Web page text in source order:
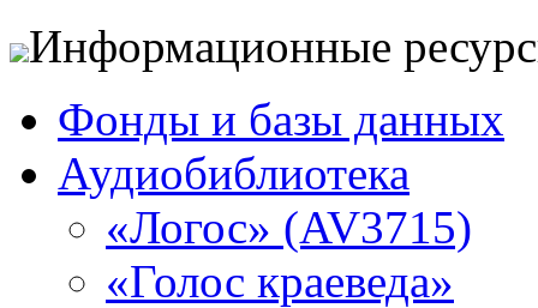
Информационные
Фонды и базы данных
Аудиобиблиотека
«Логос» (AV3715)
«Голос краеведа»